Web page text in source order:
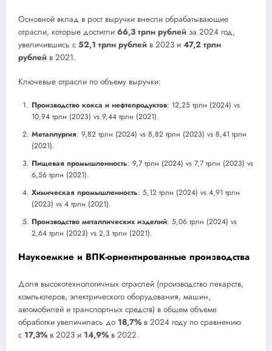
Основной вклад в рост выручки внесли обрабатывающие
отрасли, которые достигли 66,3 трлн рублей за 2024 год,
увеличившись с 52,1 трлн рублей в 2023 и 47,2 трлн
рублей в 2021.
Ключевые отрасли по объему выручки:
Производство кокса и нефтепродуктов: 12,25 трлн (2024) vs
10,94 трлн (2023) vs 9,44 трлн (2021).
Металлургия: 9,82 трлн (2024) vs 8,82 трлн (2023) vs 8,41 трлн
(2021).
Пищевая промышленность: 9,7 трлн (2024) vs 7,7 трлн (2023) vs
6,56 трлн (2021).
Химическая промышленность: 5,12 трлн (2024) vs 4,91 трлн
(2023) vs 4 трлн (2021).
Производство металлических изделий: 5,06 трлн (2024) vs
2,64 трлн (2023) vs 2,3 трлн (2021).
Наукоемкие и ВПК-ориентированные производства
Доля высокотехнологичных отраслей (производство лекарств,
компьютеров, электрического оборудования, машин,
автомобилей и транспортных средств) в общем объеме
обработки увеличилась до 18,7% в 2024 году по сравнению
с 17,3% в 2023 и 14,9% в 2022.